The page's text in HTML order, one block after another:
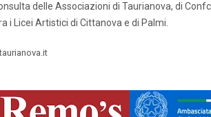
delle Associazioni di Taurianova, di
i Licei Artistici di Cittanova e di Palmi.